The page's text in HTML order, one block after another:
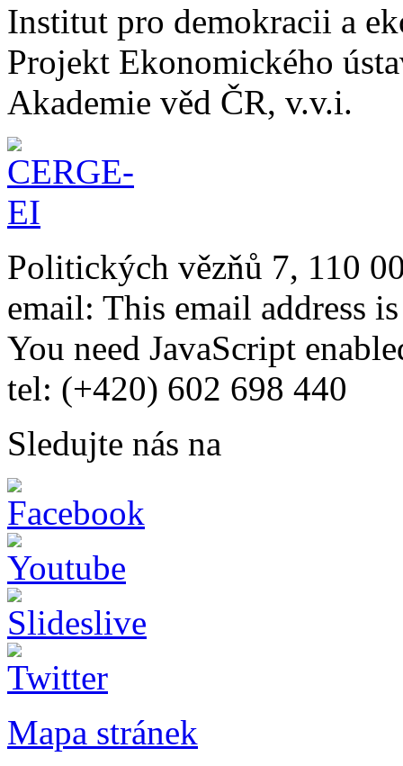
Institut pro demokracii a
Projekt Ekonomického
Akademie věd ČR, v.v.i.
Politických vězňů 7, 110
email: This email address
You need JavaScript
tel: (+420) 602 698 440
Sledujte nás na
Mapa stránek